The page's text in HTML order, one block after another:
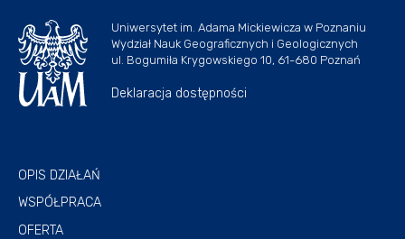
Uniwersytet im. Adama Mickiewicza w Poznaniu
Wydział Nauk Geograficznych i Geologicznych
ul. Bogumiła Krygowskiego 10, 61-680 Poznań
Deklaracja dostępności
OPIS DZIAŁAŃ
WSPÓŁPRACA
OFERTA